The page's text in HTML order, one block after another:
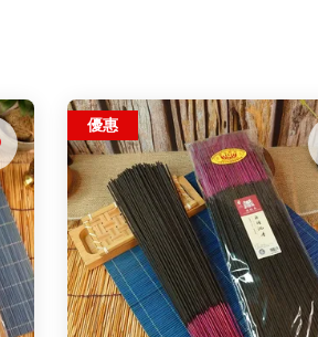
優惠